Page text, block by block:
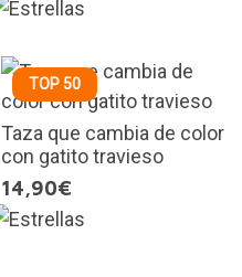
TOP 50
Taza que cambia de color
con gatito travieso
14,90€